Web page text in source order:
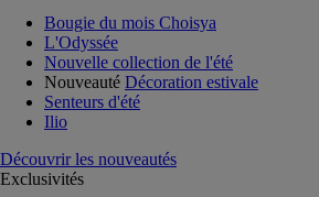
Bougie du mois Choisya
L'Odyssée
Nouvelle collection de l'été
Nouveauté Décoration estivale
Senteurs d'été
Ilio
Découvrir les nouveautés
Exclusivités